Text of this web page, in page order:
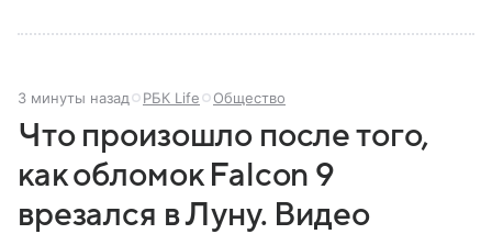
3 минуты назад РБК Life Общество
Что произошло после того,
как обломок Falcon 9
врезался в Луну. Видео